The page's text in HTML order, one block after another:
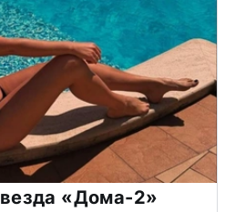
«Дома-2»